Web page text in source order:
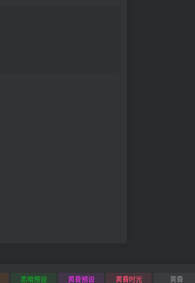
黑暗预设 黄昏预设 黄昏时光 黄昏